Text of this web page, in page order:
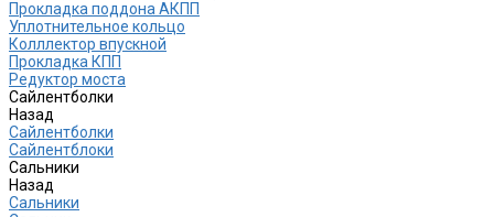
Прокладка поддона АКПП
Уплотнительное кольцо
Колллектор впускной
Прокладка КПП
Редуктор моста
Сайлентболки
Назад
Сайлентболки
Сайлентблоки
Сальники
Назад
Сальники